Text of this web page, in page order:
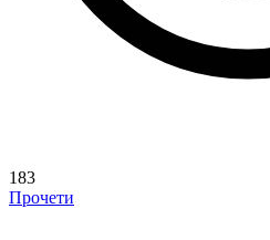
183
Прочети